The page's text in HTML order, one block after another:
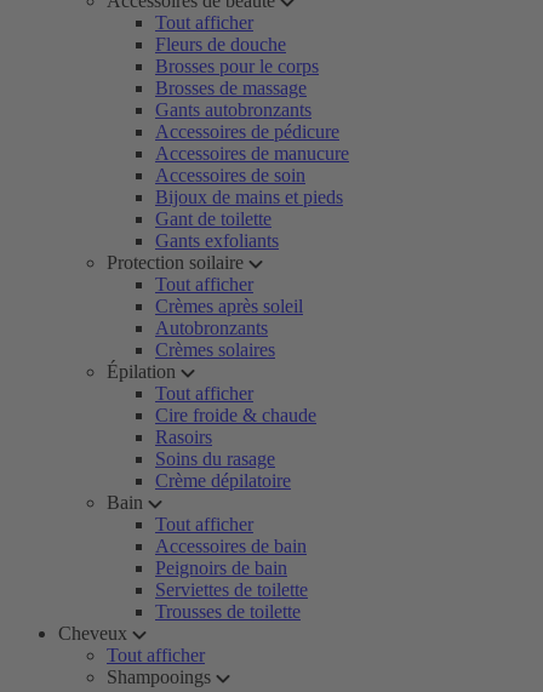
Tout afficher
Fleurs de douche
Brosses pour le corps
Brosses de massage
Gants autobronzants
Accessoires de pédicure
Accessoires de manucure
Accessoires de soin
Bijoux de mains et pieds
Gant de toilette
Gants exfoliants
Protection soilaire
Tout afficher
Crèmes après soleil
Autobronzants
Crèmes solaires
Épilation
Tout afficher
Cire froide & chaude
Rasoirs
Soins du rasage
Crème dépilatoire
Bain
Tout afficher
Accessoires de bain
Peignoirs de bain
Serviettes de toilette
Trousses de toilette
Cheveux
Tout afficher
Shampooings